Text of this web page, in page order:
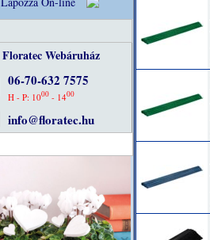
Floratec Webáruház
06-70-632 7575
H - P: 1000 - 1400
info@floratec.hu